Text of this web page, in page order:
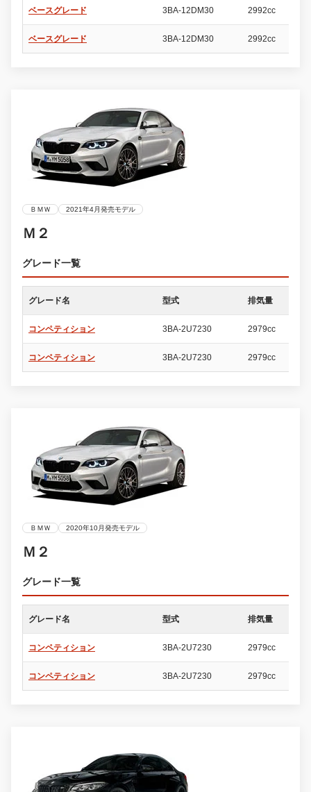
ベースグレード 3BA-12DM30 2992cc
ベースグレード 3BA-12DM30 2992cc
ＢＭＷ 2021年4月発売モデル
Ｍ２
グレード一覧
グレード名 型式 排気量
コンペティション 3BA-2U7230 2979cc
コンペティション 3BA-2U7230 2979cc
ＢＭＷ 2020年10月発売モデル
Ｍ２
グレード一覧
グレード名 型式 排気量
コンペティション 3BA-2U7230 2979cc
コンペティション 3BA-2U7230 2979cc